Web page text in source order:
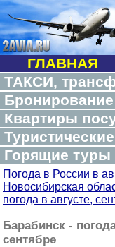
ГЛАВНАЯ
ТАКСИ,
Бронирование
Квартиры
Горящие туры
Погода в России в
Новосибирская
погода в августе,
Барабинск -
сентябре